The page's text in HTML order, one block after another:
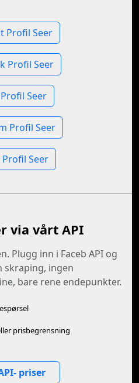
Profil Seer
Profil Seer
Seer
Profil Seer
Seer
via vårt API
Plugg inn i Faceb API og
skraping, ingen
bare rene endepunkter.
prisbegrensning
priser